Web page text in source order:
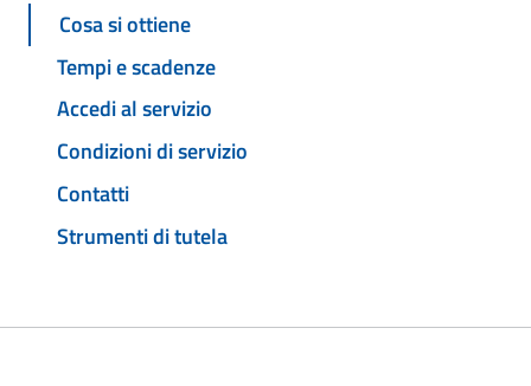
Cosa si ottiene
Tempi e scadenze
Accedi al servizio
Condizioni di servizio
Contatti
Strumenti di tutela